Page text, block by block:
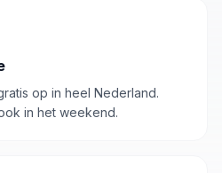
op in heel Nederland.
in het weekend.